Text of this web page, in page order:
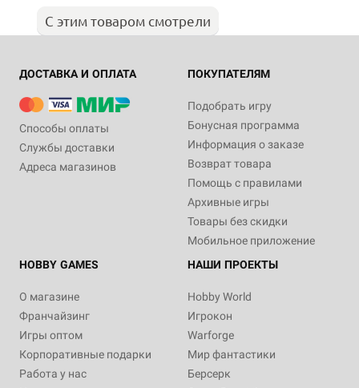
С этим товаром смотрели
ДОСТАВКА И ОПЛАТА
Способы оплаты
Службы доставки
Адреса магазинов
ПОКУПАТЕЛЯМ
Подобрать игру
Бонусная программа
Информация о заказе
Возврат товара
Помощь с правилами
Архивные игры
Товары без скидки
Мобильное приложение
HOBBY GAMES
О магазине
Франчайзинг
Игры оптом
Корпоративные подарки
Работа у нас
НАШИ ПРОЕКТЫ
Hobby World
Игрокон
Warforge
Мир фантастики
Берсерк